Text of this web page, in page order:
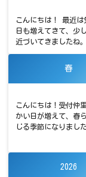
こんにちは！ 最近は
日も増えてきて、少
近づいてきましたね
春
こんにちは！受付仲
かい日が増えて、春
じる季節になりまし
2026